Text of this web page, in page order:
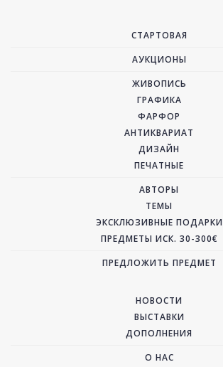
СТАРТОВАЯ
АУКЦИОНЫ
ЖИВОПИСЬ
ГРАФИКА
ФАРФОР
АНТИКВАРИАТ
ДИЗАЙН
ПЕЧАТНЫЕ
АВТОРЫ
ТЕМЫ
ЭКСКЛЮЗИВНЫЕ ПОДАРКИ
ПРЕДМЕТЫ ИСК. 30-300€
ПРЕДЛОЖИТЬ ПРЕДМЕТ
НОВОСТИ
ВЫСТАВКИ
ДОПОЛНЕНИЯ
О НАС